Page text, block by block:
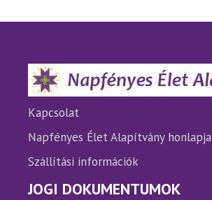
A
termékoldalon
választhatók
ki
Kapcsolat
Napfényes Élet Alapítvány honlapja
Szállítási információk
JOGI DOKUMENTUMOK